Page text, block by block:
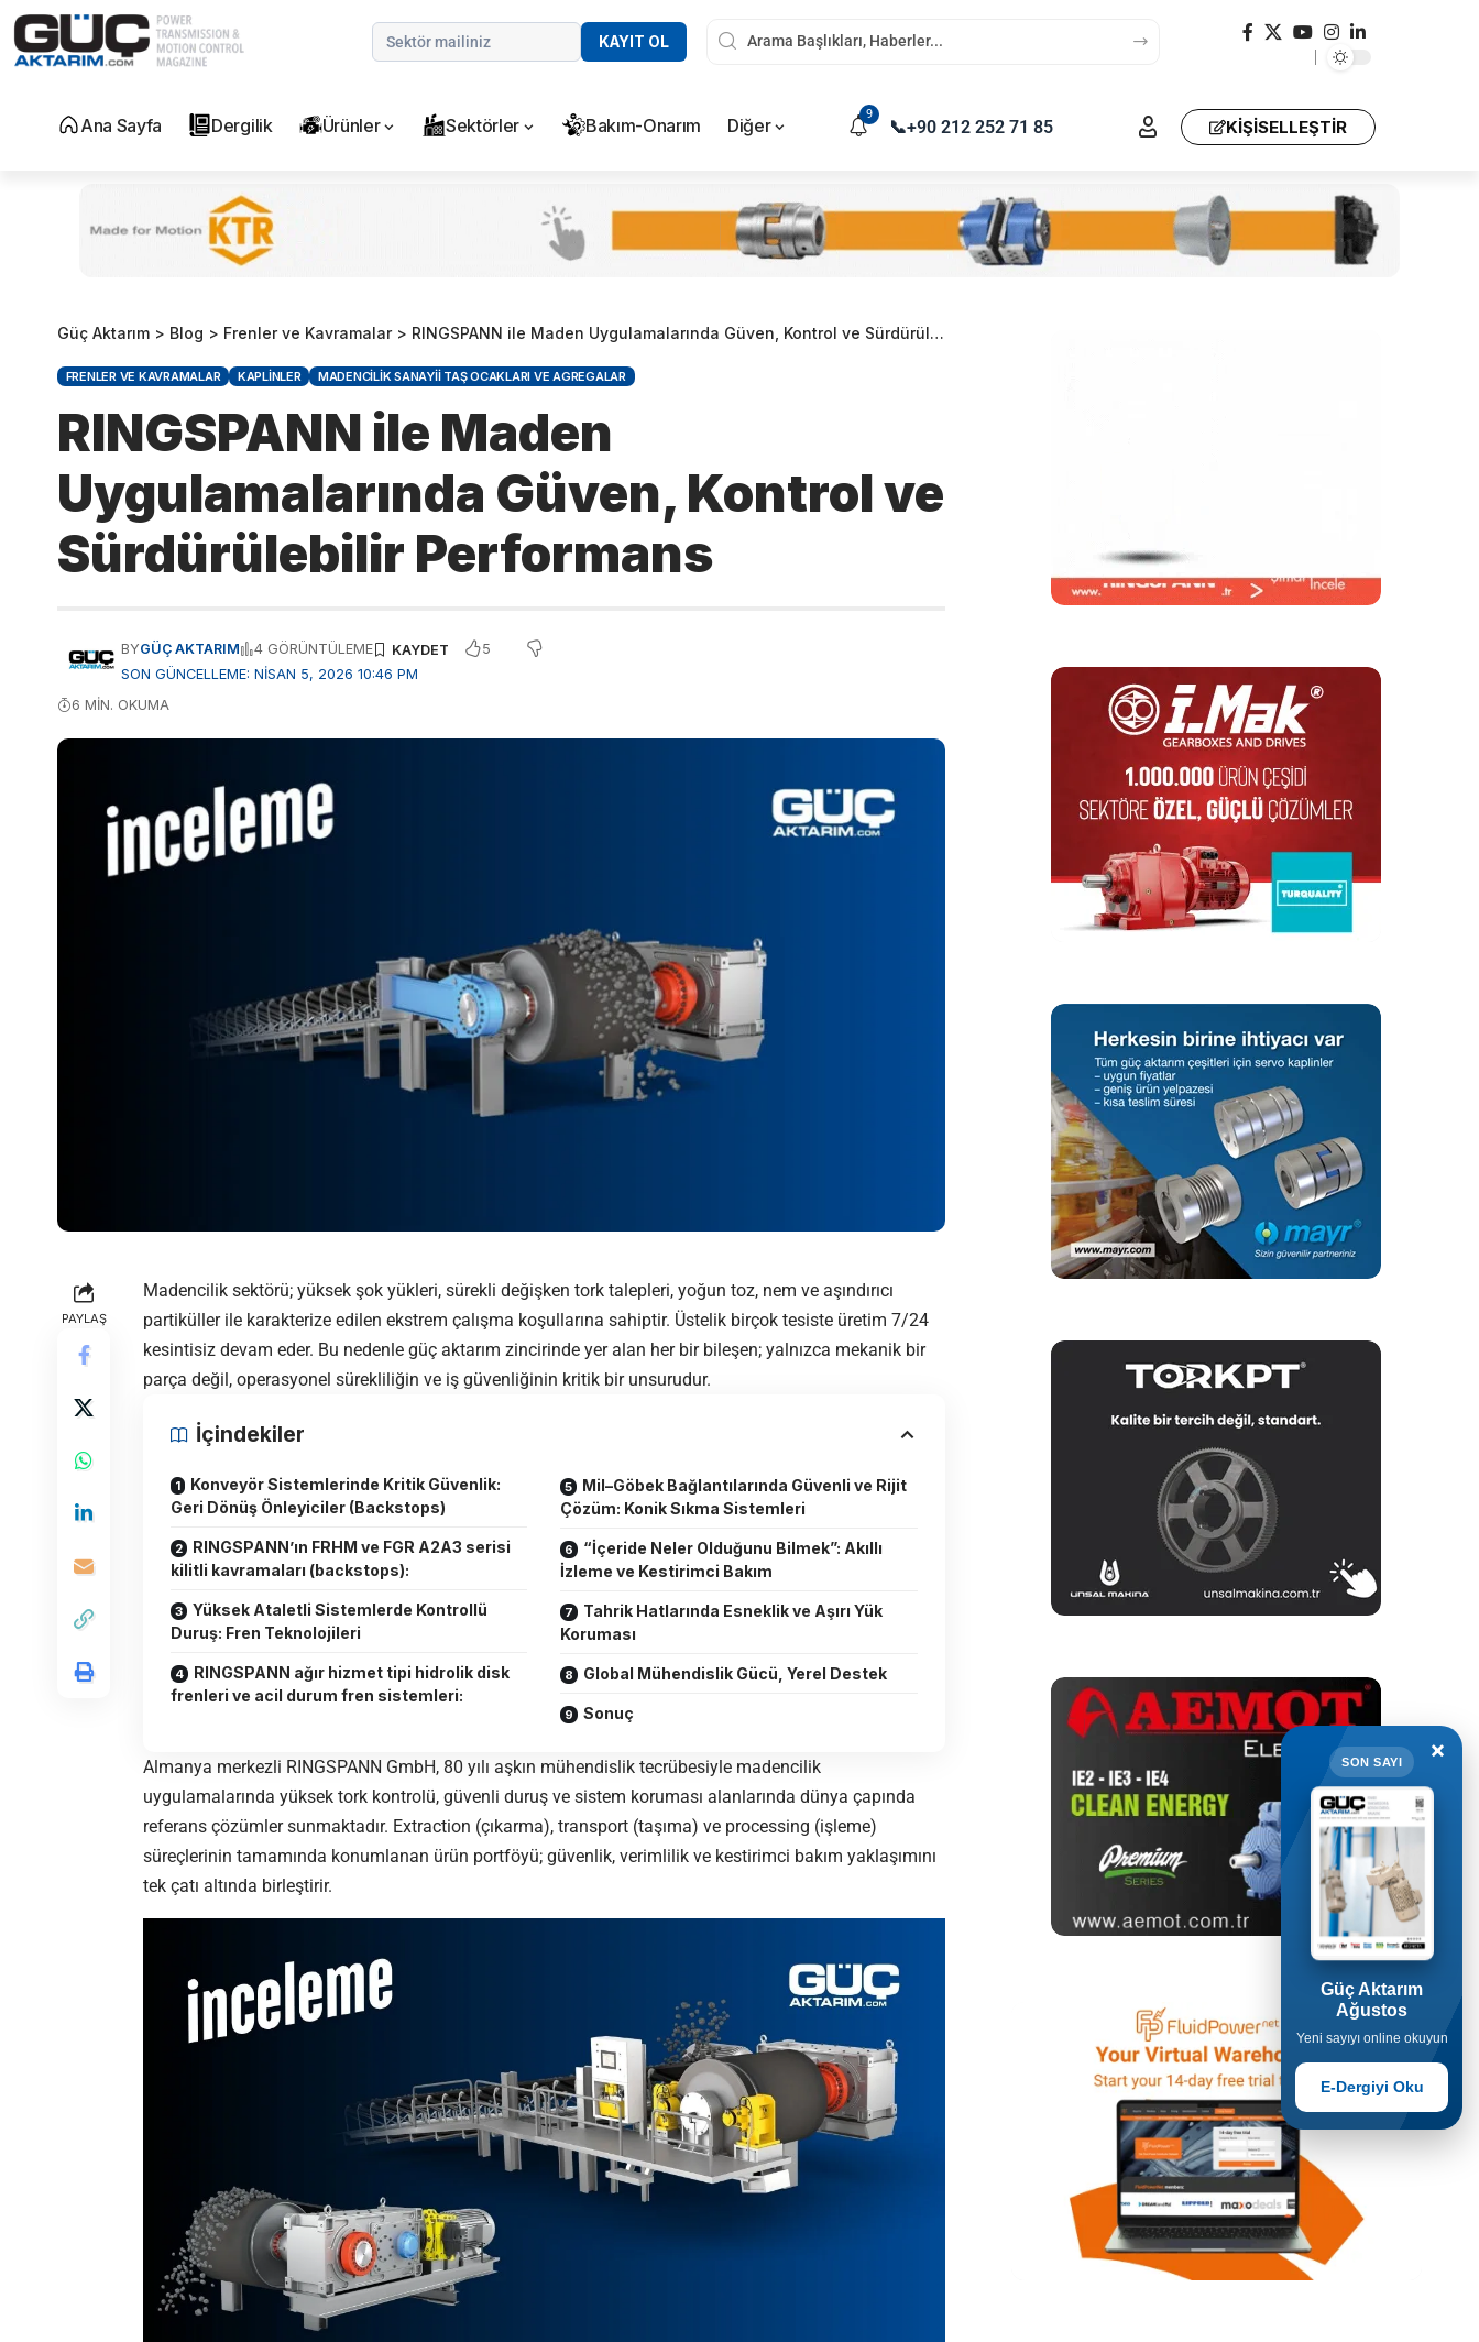
KAYIT OL
Ana Sayfa Dergilik Ürünler Sektörler Bakım-Onarım Diğer
9
📞+90 212 252 71 85 KIŞISELLEŞTIR
Güç Aktarım > Blog > Frenler ve Kavramalar> RINGSPANN ile Maden Uygulamalarında Güven, Kontrol ve Sürdürülebilir Performans
FRENLER VE KAVRAMALAR KAPLINLER MADENCILIK SANAYII TAŞ OCAKLARI VE AGREGALAR
RINGSPANN ile Maden
Uygulamalarında Güven, Kontrol ve
Sürdürülebilir Performans
SON GÜNCELLEME: NISAN 5, 2026 10:46 PM
BYGÜÇ AKTARIM 4 GÖRÜNTÜLEME 5
6 MIN. OKUMA
PAYLAŞ
Madencilik sektörü; yüksek şok yükleri, sürekli değişken tork talepleri, yoğun toz, nem ve aşındırıcı
partiküller ile karakterize edilen ekstrem çalışma koşullarına sahiptir. Üstelik birçok tesiste üretim 7/24
kesintisiz devam eder. Bu nedenle güç aktarım zincirinde yer alan her bir bileşen; yalnızca mekanik bir
parça değil, operasyonel sürekliliğin ve iş güvenliğinin kritik bir unsurudur.
İçindekiler
Konveyör Sistemlerinde Kritik Güvenlik:
Geri Dönüş Önleyiciler (Backstops)
RINGSPANN’ın FRHM ve FGR A2A3 serisi
kilitli kavramaları (backstops):
Yüksek Ataletli Sistemlerde Kontrollü
Duruş: Fren Teknolojileri
RINGSPANN ağır hizmet tipi hidrolik disk
frenleri ve acil durum fren sistemleri:
Mil–Göbek Bağlantılarında Güvenli ve Rijit
Çözüm: Konik Sıkma Sistemleri
“İçeride Neler Olduğunu Bilmek”: Akıllı
İzleme ve Kestirimci Bakım
Tahrik Hatlarında Esneklik ve Aşırı Yük
Koruması
Global Mühendislik Gücü, Yerel Destek
Sonuç
Almanya merkezli RINGSPANN GmbH, 80 yılı aşkın mühendislik tecrübesiyle madencilik
uygulamalarında yüksek tork kontrolü, güvenli duruş ve sistem koruması alanlarında dünya çapında
referans çözümler sunmaktadır. Extraction (çıkarma), transport (taşıma) ve processing (işleme)
süreçlerinin tamamında konumlanan ürün portföyü; güvenlik, verimlilik ve kestirimci bakım yaklaşımını
tek çatı altında birleştirir.
×
SON SAYI
Güç Aktarım
Ağustos
Yeni sayıyı online okuyun
E-Dergiyi Oku